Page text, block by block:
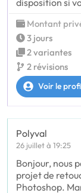
Montant
3 jours
2 variantes
2 révisions
Voir le
Polyval
26 juillet à 19:25
Bonjour, nous
projet de
Photoshop.